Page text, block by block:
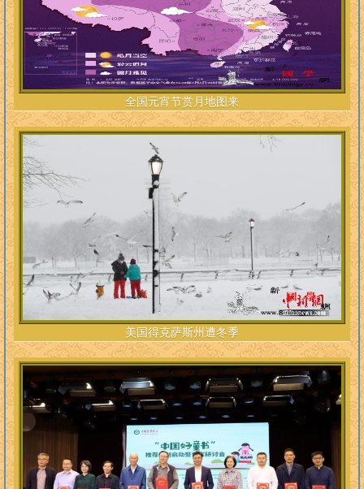
全国元宵节赏月地图来
美国得克萨斯州遭冬季